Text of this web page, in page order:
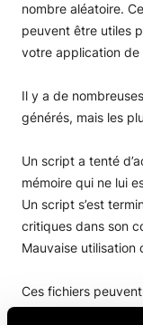
nombre aléatoire.
peuvent être utiles
votre application de
Il y a de
générés, mais les
Un script a tenté
mémoire qui ne lui
Un script s’est
critiques dans son
Mauvaise utilisation
Ces fichiers